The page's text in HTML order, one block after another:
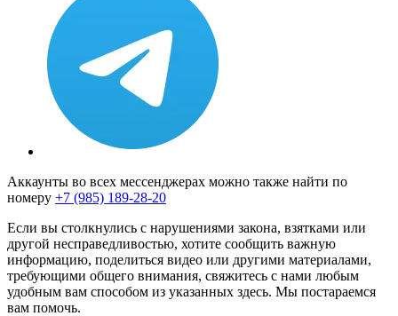
Аккаунты во всех мессенджерах можно также найти по
номеру +7 (985) 189-28-20
Если вы столкнулись с нарушениями закона, взятками или
другой несправедливостью, хотите сообщить важную
информацию, поделиться видео или другими материалами,
требующими общего внимания, свяжитесь с нами любым
удобным вам способом из указанных здесь. Мы постараемся
вам помочь.